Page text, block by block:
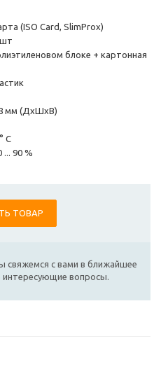
(ISO Card, SlimProx)
шт
блоке + картонная
мм (ДхШхВ)
С
90 %
ТОВАР
свяжемся с вами в ближайшее
интересующие вопросы.